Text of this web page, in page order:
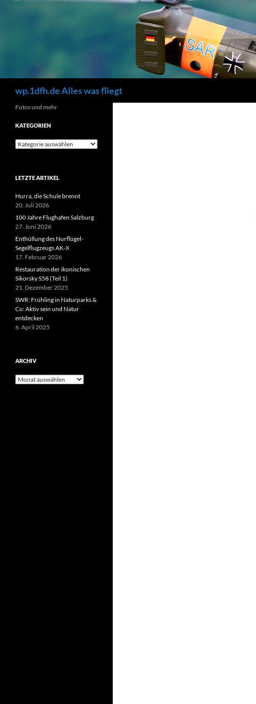
wp.1dfh.de Alles was fliegt
Fotos und mehr
KATEGORIEN
Kategorien
LETZTE ARTIKEL
Hurra, die Schule brennt
20. Juli 2026
100 Jahre Flughafen Salzburg
27. Juni 2026
Enthüllung des Nurflügel-
Segelflugzeugs AK-X
17. Februar 2026
Restauration der ikonischen
Sikorsky S58 (Teil 1)
21. Dezember 2025
SWR: Frühling in Naturparks &
Co: Aktiv sein und Natur
entdecken
6. April 2025
ARCHIV
Archiv